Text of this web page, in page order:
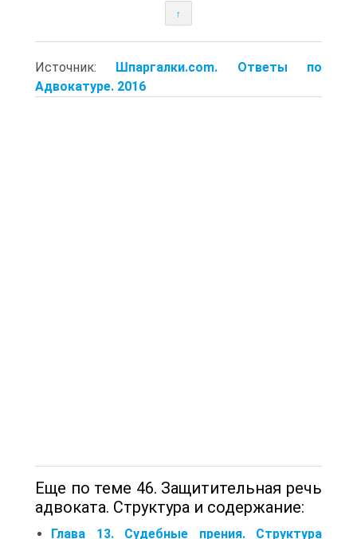
↑
Источник: Шпаргалки.com. Ответы по
Адвокатуре. 2016
Еще по теме 46. Защитительная речь
адвоката. Структура и содержание:
Глава 13. Судебные прения. Структура